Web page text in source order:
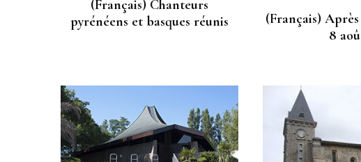
(Français) Chanteurs
pyrénéens et basques réunis
(Français)
8